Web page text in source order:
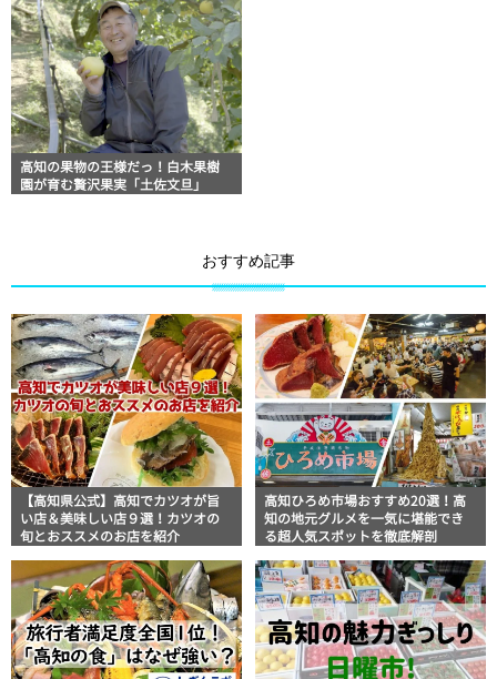
高知の果物の王様だっ！白木果樹
園が育む贅沢果実「土佐文旦」
おすすめ記事
【高知県公式】高知でカツオが旨
い店＆美味しい店９選！カツオの
旬とおススメのお店を紹介
高知ひろめ市場おすすめ20選！高
知の地元グルメを一気に堪能でき
る超人気スポットを徹底解剖